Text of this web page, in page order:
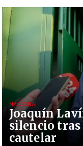
Joaquín
silencio tras
cautelar
NACIONAL